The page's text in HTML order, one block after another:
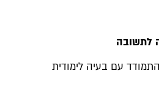
עם בעיה לימודית